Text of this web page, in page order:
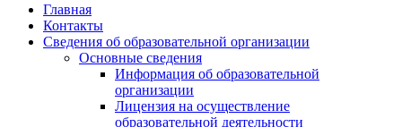
Главная
Контакты
Сведения об образовательной организации
Основные сведения
Информация об образовательной
организации
Лицензия на осуществление
образовательной деятельности